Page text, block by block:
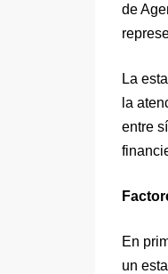
de
La
la
entre
En
un